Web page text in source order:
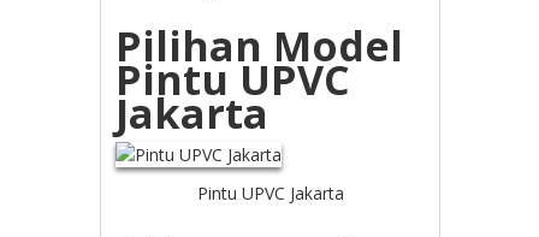
Pilihan Model
Pintu UPVC
Jakarta
Pintu UPVC Jakarta